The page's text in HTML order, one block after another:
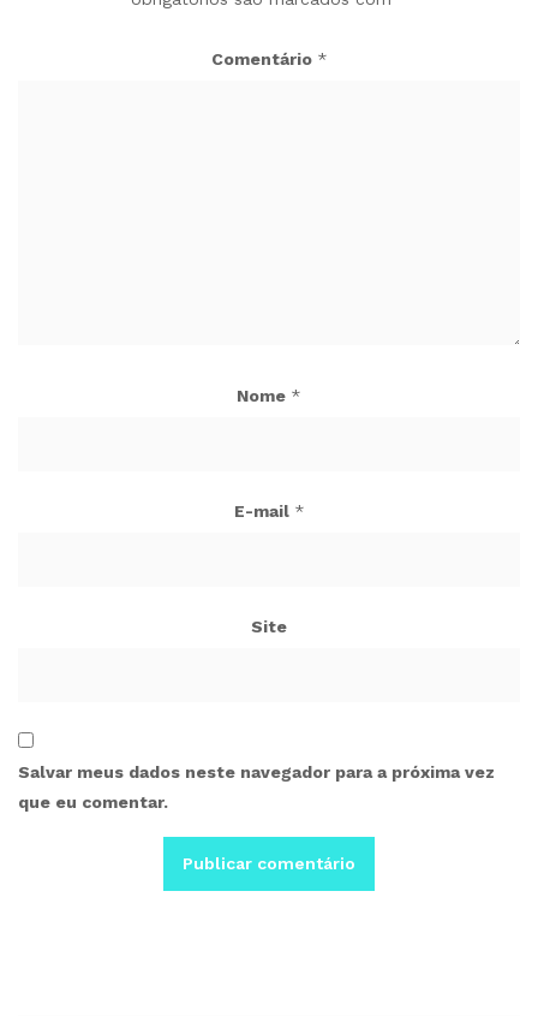
Comentário *
Nome *
E-mail *
Site
Salvar meus dados neste navegador para a próxima vez
que eu comentar.